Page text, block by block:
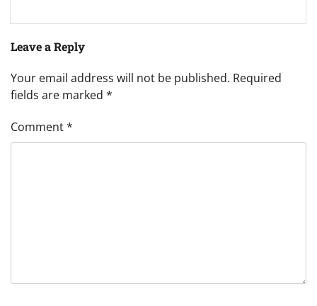
Leave a Reply
Your email address will not be published. Required
fields are marked *
Comment*